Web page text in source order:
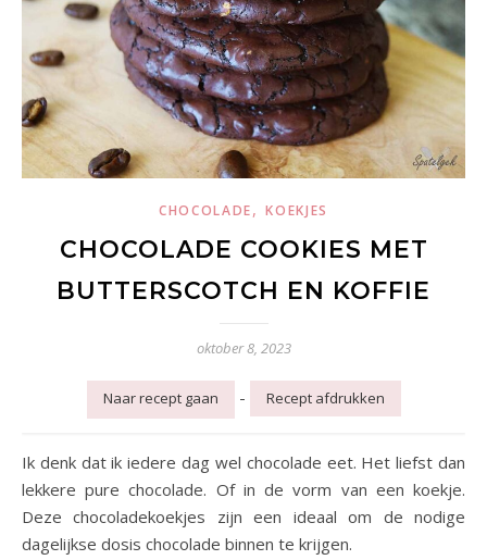
CHOCOLADE,KOEKJES
CHOCOLADE COOKIES MET
BUTTERSCOTCH EN KOFFIE
oktober 8, 2023
Naar recept gaan - Recept afdrukken
Ik denk dat ik iedere dag wel chocolade eet. Het liefst dan
lekkere pure chocolade. Of in de vorm van een koekje.
Deze chocoladekoekjes zijn een ideaal om de nodige
dagelijkse dosis chocolade binnen te krijgen.